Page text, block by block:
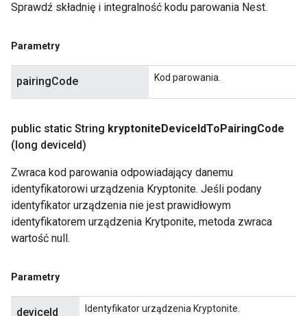
Sprawdź składnię i integralność kodu parowania Nest.
Parametry
pairingCode Kod parowania.
public static String kryptoniteDeviceIdToPairingCode
(long deviceId)
Zwraca kod parowania odpowiadający danemu
identyfikatorowi urządzenia Kryptonite. Jeśli podany
identyfikator urządzenia nie jest prawidłowym
identyfikatorem urządzenia Krytponite, metoda zwraca
wartość null.
Parametry
deviceId Identyfikator urządzenia Kryptonite.